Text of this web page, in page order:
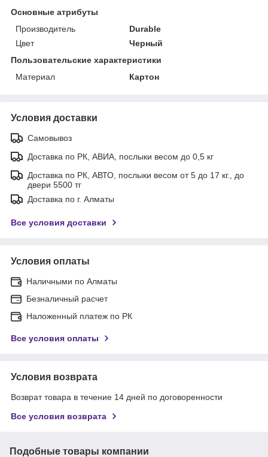
Основные атрибуты
Производитель
Durable
Цвет
Черный
Пользовательские характеристики
Материал
Картон
Условия доставки
Самовывоз
Доставка по РК, АВИА, послыки весом до 0,5 кг
Доставка по РК, АВТО, послыки весом от 5 до 17 кг., до
двери 5500 тг
Доставка по г. Алматы
Все условия доставки
Условия оплаты
Наличными по Алматы
Безналичный расчет
Наложенный платеж по РК
Все условия оплаты
Условия возврата
Возврат товара в течение 14 дней по договоренности
Все условия возврата
Подобные товары компании